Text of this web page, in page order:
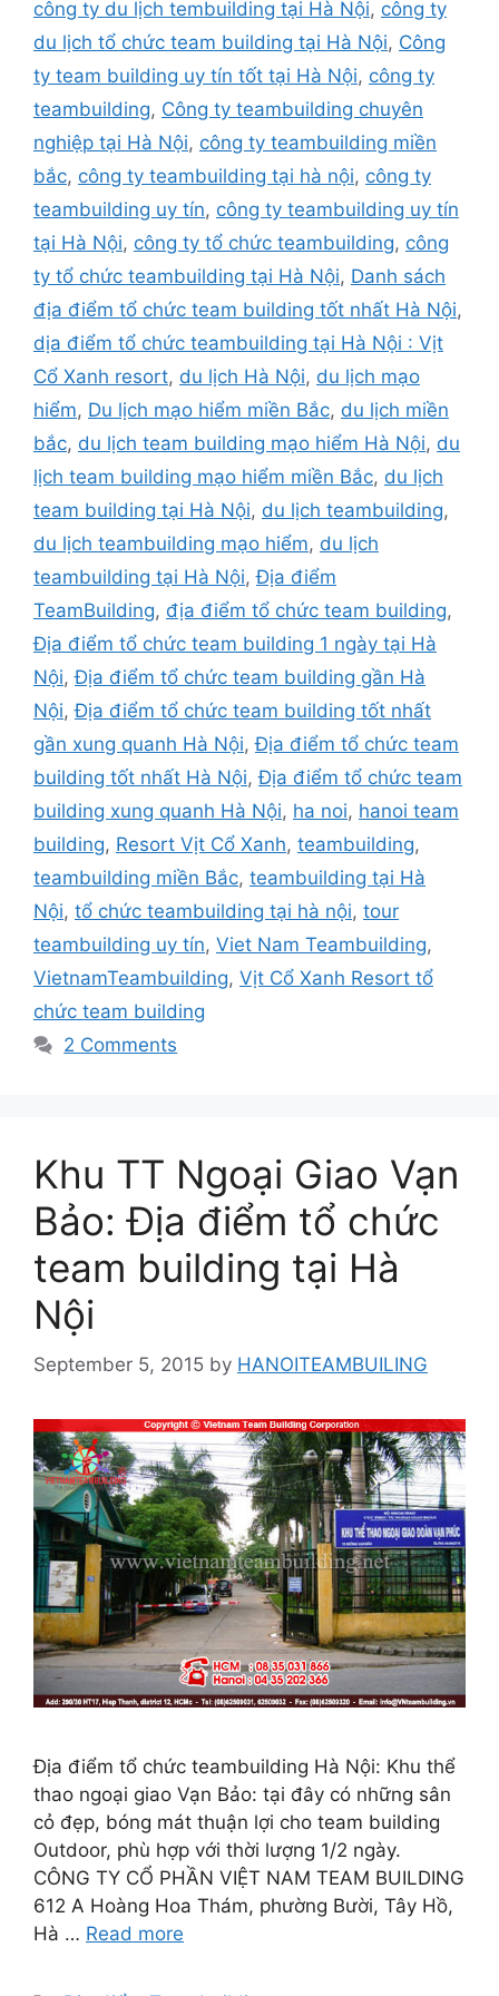
công ty du lịch tembuilding tại Hà Nội, công ty
du lịch tổ chức team building tại Hà Nội, Công
ty team building uy tín tốt tại Hà Nội, công ty
teambuilding, Công ty teambuilding chuyên
nghiệp tại Hà Nội, công ty teambuilding miền
bắc, công ty teambuilding tại hà nội, công ty
teambuilding uy tín, công ty teambuilding uy tín
tại Hà Nội, công ty tổ chức teambuilding, công
ty tổ chức teambuilding tại Hà Nội, Danh sách
địa điểm tổ chức team building tốt nhất Hà Nội,
dịa điểm tổ chức teambuilding tại Hà Nội : Vịt
Cổ Xanh resort, du lịch Hà Nội, du lịch mạo
hiểm, Du lịch mạo hiểm miền Bắc, du lịch miền
bắc, du lịch team building mạo hiểm Hà Nội, du
lịch team building mạo hiểm miền Bắc, du lịch
team building tại Hà Nội, du lịch teambuilding,
du lịch teambuilding mạo hiểm, du lịch
teambuilding tại Hà Nội,Địa điểm
TeamBuilding, địa điểm tổ chức team building,
Địa điểm tổ chức team building 1 ngày tại Hà
Nội,Địa điểm tổ chức team building gần Hà
Nội,Địa điểm tổ chức team building tốt nhất
gần xung quanh Hà Nội,Địa điểm tổ chức team
building tốt nhất Hà Nội,Địa điểm tổ chức team
building xung quanh Hà Nội, ha noi, hanoi team
building, Resort Vịt Cổ Xanh, teambuilding,
teambuilding miền Bắc, teambuilding tại Hà
Nội, tổ chức teambuilding tại hà nội, tour
teambuilding uy tín, Viet Nam Teambuilding,
VietnamTeambuilding, Vịt Cổ Xanh Resort tổ
chức team building
2 Comments
Khu TT Ngoại Giao Vạn
Bảo: Địa điểm tổ chức
team building tại Hà
Nội
September 5, 2015 by HANOITEAMBUILING
Địa điểm tổ chức teambuilding Hà Nội: Khu thể
thao ngoại giao Vạn Bảo: tại đây có những sân
cỏ đẹp, bóng mát thuận lợi cho team building
Outdoor, phù hợp với thời lượng 1/2 ngày.
CÔNG TY CỔ PHẦN VIỆT NAM TEAM BUILDING
612 A Hoàng Hoa Thám, phường Bười, Tây Hồ,
Hà … Read more